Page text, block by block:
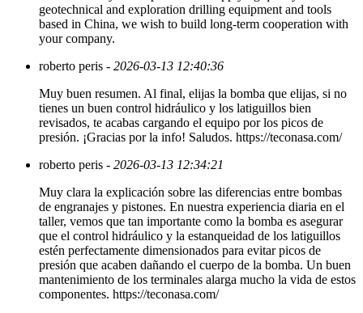
geotechnical and exploration drilling equipment and tools
based in China, we wish to build long-term cooperation with
your company.
roberto peris - 2026-03-13 12:40:36
Muy buen resumen. Al final, elijas la bomba que elijas, si no
tienes un buen control hidráulico y los latiguillos bien
revisados, te acabas cargando el equipo por los picos de
presión. ¡Gracias por la info! Saludos. https://teconasa.com/
roberto peris - 2026-03-13 12:34:21
Muy clara la explicación sobre las diferencias entre bombas
de engranajes y pistones. En nuestra experiencia diaria en el
taller, vemos que tan importante como la bomba es asegurar
que el control hidráulico y la estanqueidad de los latiguillos
estén perfectamente dimensionados para evitar picos de
presión que acaben dañando el cuerpo de la bomba. Un buen
mantenimiento de los terminales alarga mucho la vida de estos
componentes. https://teconasa.com/